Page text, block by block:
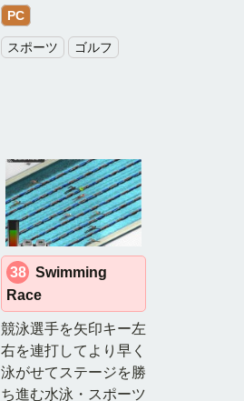
PC
スポーツ ゴルフ
38
Swimming
Race
競泳選手を矢印キー左
右を連打してより早く
泳がせてステージを勝
ち進む水泳・スポーツ